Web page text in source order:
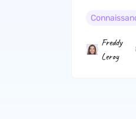
d'ouvrir un
Freddy
Leroy